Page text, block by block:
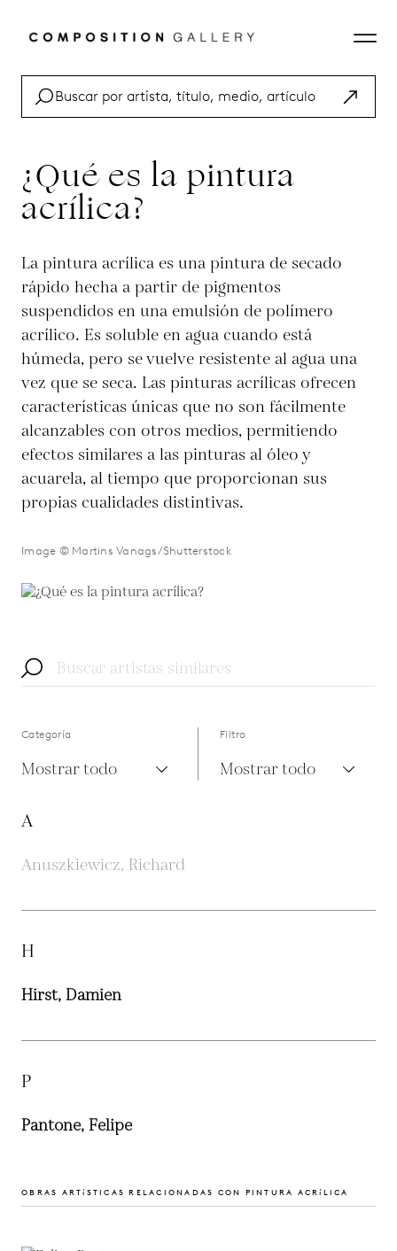
¿Qué es la pintura
acrílica?
La pintura acrílica es una pintura de secado
rápido hecha a partir de pigmentos
suspendidos en una emulsión de polímero
acrílico. Es soluble en agua cuando está
húmeda, pero se vuelve resistente al agua una
vez que se seca. Las pinturas acrílicas ofrecen
características únicas que no son fácilmente
alcanzables con otros medios, permitiendo
efectos similares a las pinturas al óleo y
acuarela, al tiempo que proporcionan sus
propias cualidades distintivas.
Image © Martins Vanags/Shutterstock
Categoría
Mostrar todo
Filtro
Mostrar todo
A
Anuszkiewicz, Richard
H
Hirst, Damien
P
Pantone, Felipe
OBRAS ARTíSTICAS RELACIONADAS CON PINTURA ACRíLICA